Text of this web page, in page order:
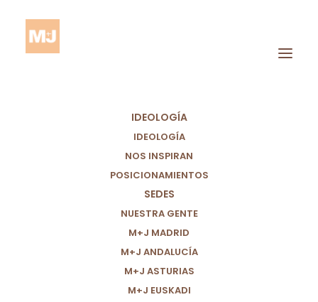
IDEOLOGÍA
IDEOLOGÍA
NOS INSPIRAN
POSICIONAMIENTOS
SEDES
NUESTRA GENTE
M+J MADRID
M+J ANDALUCÍA
M+J ASTURIAS
M+J EUSKADI
Financiación De La
Investigación